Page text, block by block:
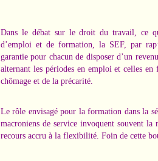
Dans le débat sur le droit du travail, ce
d’emploi et de formation, la SEF, par
garantie pour chacun de disposer d’un
alternant les périodes en emploi et celles
chômage et de la précarité.
Le rôle envisagé pour la formation dans la
macroniens de service invoquent souvent
recours accru à la flexibilité. Foin de cette